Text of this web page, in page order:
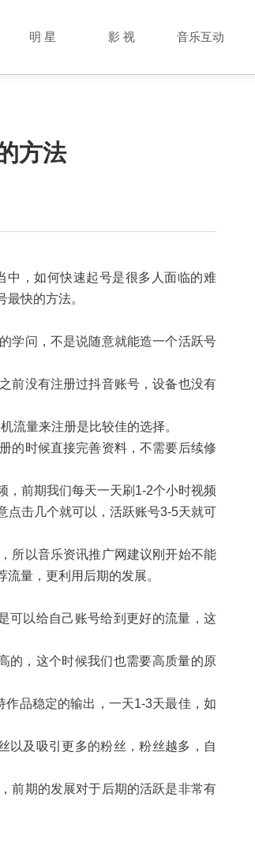
明 星 影 视 音乐互动
方法
中，如何快速起号是很多人面临的难
快的方法。
学问，不是说随意就能造一个活跃号
前没有注册过抖音账号，设备也没有
流量来注册是比较佳的选择。
的时候直接完善资料，不需要后续修
，前期我们每天一天刷1-2个小时视频
点击几个就可以，活跃账号3-5天就可
所以音乐资讯推广网建议刚开始不能
量，更利用后期的发展。
可以给自己账号给到更好的流量，这
的，这个时候我们也需要高质量的原
品稳定的输出，一天1-3天最佳，如
以及吸引更多的粉丝，粉丝越多，自
前期的发展对于后期的活跃是非常有